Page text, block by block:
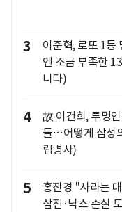
3
이준혁, 로또 1등
엔 조금 부족한
니다)
4
故 이건희, 투명
들…어떻게 삼성
럽병사)
5
홍진경 "사라는
삼전·닉스 손실